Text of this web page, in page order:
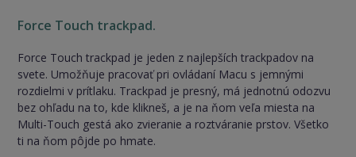
Force Touch trackpad​.
Force Touch trackpad je jeden z najlepších trackpadov na
svete. Umožňuje pracovať pri ovládaní Macu s jemnými
rozdielmi v prítlaku. Trackpad je presný, má jednotnú odozvu
bez ohľadu na to, kde klikneš, a je na ňom veľa miesta na
Multi-Touch gestá ako zvieranie a roztváranie prstov. Všetko
ti na ňom pôjde po hmate.